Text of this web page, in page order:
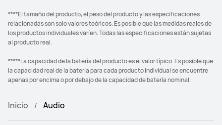
****El tamaño del producto, el peso del producto y las especificaciones
relacionadas son solo valores teóricos. Es posible que las medidas reales de
los productos individuales varíen. Todas las especificaciones están sujetas
al producto real.
*****La capacidad de la batería del producto es el valor típico. Es posible que
la capacidad real de la batería para cada producto individual se encuentre
apenas por encima o por debajo de la capacidad de batería nominal.
Inicio Audio